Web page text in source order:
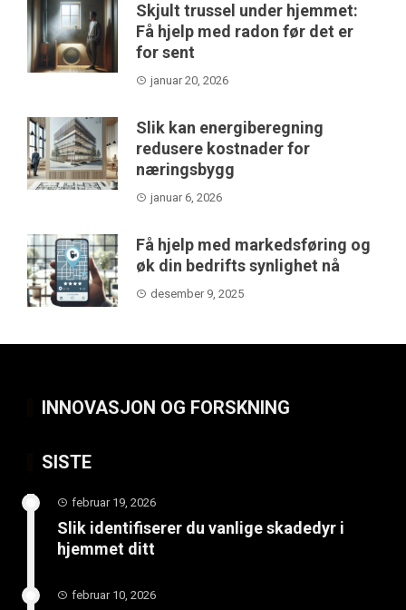
Skjult trussel under hjemmet:
Få hjelp med radon før det er
for sent
januar 20, 2026
Slik kan energiberegning
redusere kostnader for
næringsbygg
januar 6, 2026
Få hjelp med markedsføring og
øk din bedrifts synlighet nå
desember 9, 2025
INNOVASJON OG FORSKNING
SISTE
februar 19, 2026
Slik identifiserer du vanlige skadedyr i
hjemmet ditt
februar 10, 2026